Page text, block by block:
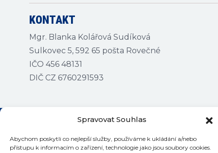
Spravovat Souhlas
Abychom poskytli co nejlepší služby, používáme k ukládání a/nebo
přístupu k informacím o zařízení, technologie jako jsou soubory cookies.
KONTAKT
Mgr. Blanka Kolářová Sudíková
Sulkovec 5, 592 65 pošta Rovečné
IČO 456 48131
DIČ CZ 6760291593